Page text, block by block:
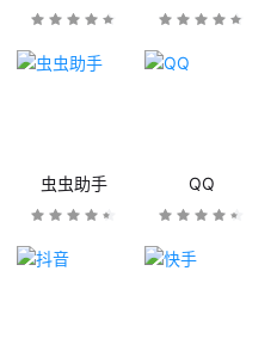
虫虫助手 QQ